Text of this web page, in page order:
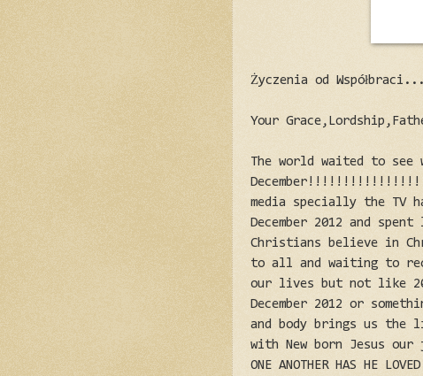
Życzenia od
Your
The world waited to see
media specially the TV
December 2012 and
Christians believe in
to all and waiting to
our lives but not like
December 2012 or
and body brings us
with New born Jesus
ONE ANOTHER HAS HE